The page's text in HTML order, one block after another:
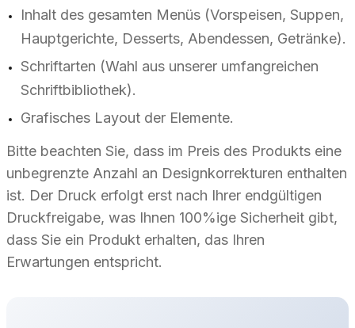
Inhalt des gesamten Menüs (Vorspeisen, Suppen,
Hauptgerichte, Desserts, Abendessen, Getränke).
Schriftarten (Wahl aus unserer umfangreichen
Schriftbibliothek).
Grafisches Layout der Elemente.
Bitte beachten Sie, dass im Preis des Produkts eine
unbegrenzte Anzahl an Designkorrekturen enthalten
ist. Der Druck erfolgt erst nach Ihrer endgültigen
Druckfreigabe, was Ihnen 100%ige Sicherheit gibt,
dass Sie ein Produkt erhalten, das Ihren
Erwartungen entspricht.